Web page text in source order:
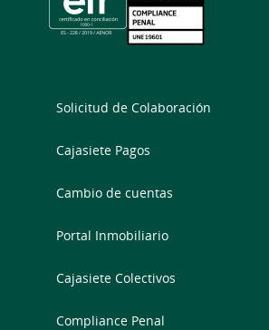
Solicitud de Colaboración
Cajasiete Pagos
Cambio de cuentas
Portal Inmobiliario
Cajasiete Colectivos
Compliance Penal